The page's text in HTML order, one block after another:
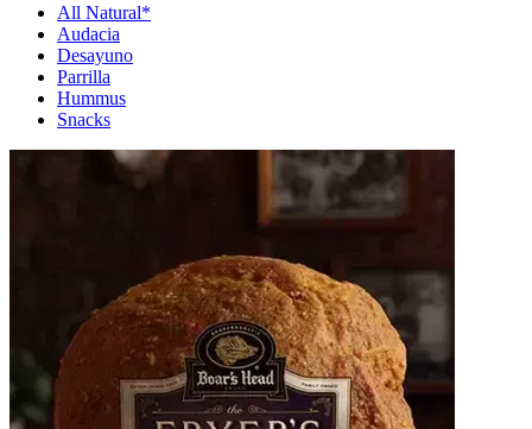
All Natural*
Audacia
Desayuno
Parrilla
Hummus
Snacks